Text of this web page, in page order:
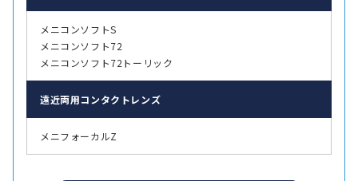
メニコンソフトS
メニコンソフト72
メニコンソフト72トーリック
遠近両用コンタクトレンズ
メニフォーカルZ